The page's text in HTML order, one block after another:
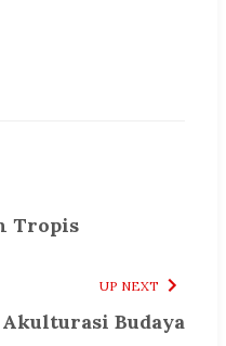
Tropis
UP NEXT
Budaya